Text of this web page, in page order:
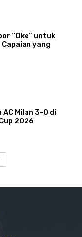
“Oke” untuk
yang
AC Milan 3-0 di
2026